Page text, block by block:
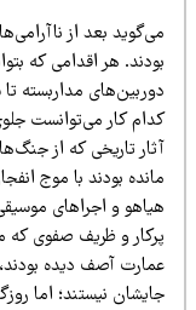
بعد از ناآرامی‌های
هر اقدامی که بتواند
مداربسته تا
کار می‌توانست جلوی
تاریخی که از جنگ‌ها و
بودند با موج انفجار
و اجراهای موسیقی در
و ظریف صفوی که مردم
آصف دیده بودند، آنها
نیستند؛ اما